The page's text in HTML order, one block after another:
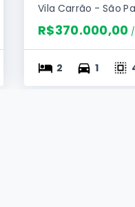
Vila Carrão - São
R$370.000,00
2 1